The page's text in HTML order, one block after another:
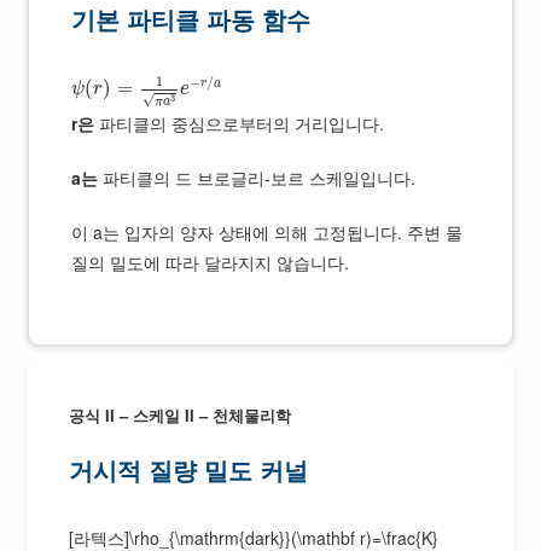
기본 파티클 파동 함수
ψ(r) = 1
πa3
√
e−r/a
r은 파티클의 중심으로부터의 거리입니다.
a는 파티클의 드 브로글리-보르 스케일입니다.
이 a는 입자의 양자 상태에 의해 고정됩니다. 주변 물
질의 밀도에 따라 달라지지 않습니다.
공식 II – 스케일 II – 천체물리학
거시적 질량 밀도 커널
[라텍스]\rho_{\mathrm{dark}}(\mathbf r)=\frac{K}